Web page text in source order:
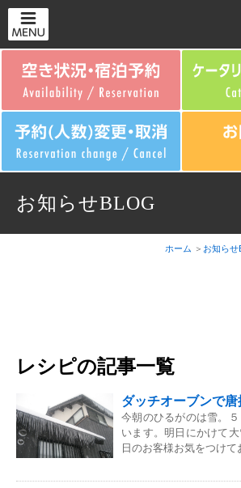
お知らせBLOG
ホーム お知らせ
レシピの記事一覧
ダッチオーブンで唐
今朝のひるがのは雪。
います。明日にかけて
日のお客様お気をつけ